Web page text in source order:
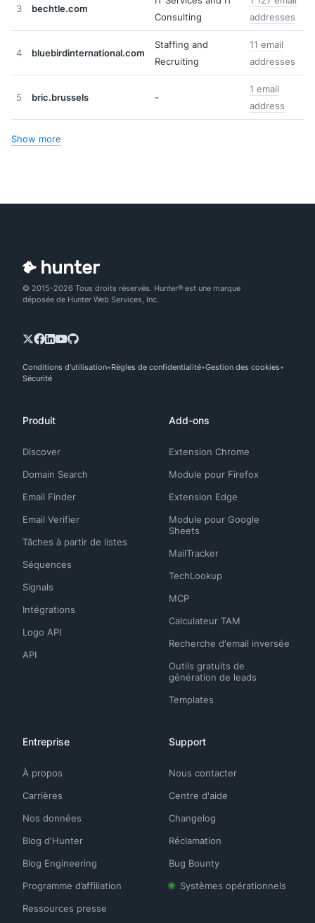
3 bechtle.com
Consulting
addresses
4 bluebirdinternational.com
Staffing and
Recruiting
11 email
addresses
5 bric.brussels -
1 email
address
Show more
© 2015-2026 Tous droits réservés. Hunter® est une marque
déposée de Hunter Web Services, Inc.
Conditions d'utilisation Règles de confidentialité Gestion des cookies
Sécurité
Produit
Discover
Domain Search
Email Finder
Email Verifier
Tâches à partir de listes
Séquences
Signals
Intégrations
Logo API
API
Add-ons
Extension Chrome
Module pour Firefox
Extension Edge
Module pour Google
Sheets
MailTracker
TechLookup
MCP
Calculateur TAM
Recherche d'email inversée
Outils gratuits de
génération de leads
Templates
Entreprise
À propos
Carrières
Nos données
Blog d'Hunter
Blog Engineering
Programme d’affiliation
Ressources presse
Support
Nous contacter
Centre d'aide
Changelog
Réclamation
Bug Bounty
Systèmes opérationnels